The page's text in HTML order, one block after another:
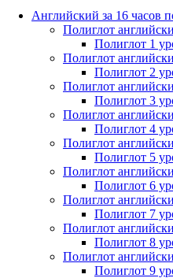
Английский за 16 часов
Полиглот
Полиглот 1
Полиглот
Полиглот 2
Полиглот
Полиглот 3
Полиглот
Полиглот 4
Полиглот
Полиглот 5
Полиглот
Полиглот 6
Полиглот
Полиглот 7
Полиглот
Полиглот 8
Полиглот
Полиглот 9